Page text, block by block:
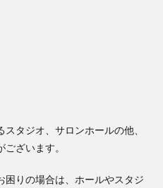
タジオ、サロンホールの他、
ざいます。
困りの場合は、ホールやスタジ